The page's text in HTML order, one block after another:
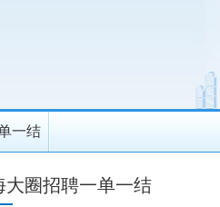
一结
大圈招聘一单一结